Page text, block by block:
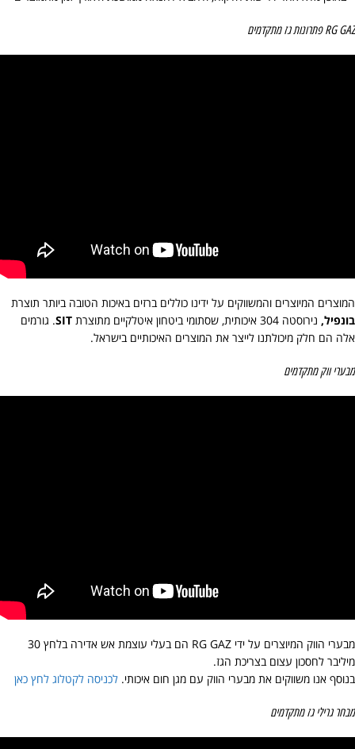
RG GAZ פתרונות גז מתקדמים
המוצרים המיוצרים והמשווקים על ידינו כוללים ברזים באיכות הטובה ביותר תוצרת
בונפיל, נירוסטה 304 איכותית, שסתומי ביטחון איטלקיים מתוצרת SIT. גורמים
אלה הם חלק מיכולתנו לייצר את המוצרים האיכותיים בישראל.
מבערי ווק מתקדמים
מבערי הווק המיוצרים על ידי RG GAZ הם בעלי עוצמת אש אדירה בלחץ 30
מיליבר לחסכון עצום בצריכת הגז.
בנוסף אנו משווקים את מבערי הווק עם מגן חום איכותי. לכניסה לקטלוג לחץ כאן
מבחר גרילי גז מתקדמים